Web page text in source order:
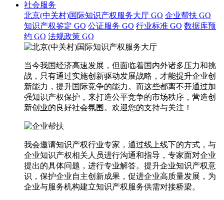
社会服务
北京(中关村)国际知识产权服务大厅 GO 企业帮扶 GO
知识产权鉴定 GO 公证服务 GO 行业标准 GO 数据库预
约 GO 法规政策 GO
当今我国经济高速发展，但面临着国内外诸多压力和挑
战，只有通过实施创新驱动发展战略，才能提升企业创
新能力，提升国际竞争的能力。而这些都离不开通过加
强知识产权保护，来打造公平竞争的市场秩序，营造创
新创业的良好社会氛围。欢迎您的支持与关注！
我会邀请知识产权行业专家，通过线上线下的方式，与
企业知识产权相关人员进行沟通和指导，专家面对企业
提出的具体问题，进行专业解答。提升企业知识产权意
识，保护企业自主创新成果，促进企业高质量发展，为
企业与服务机构建立知识产权服务供需对接桥梁。